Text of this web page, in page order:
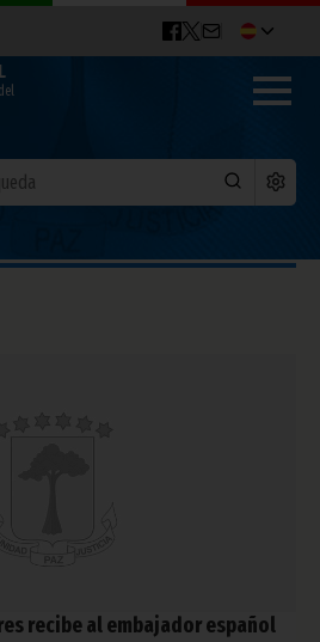
recibe al embajador español